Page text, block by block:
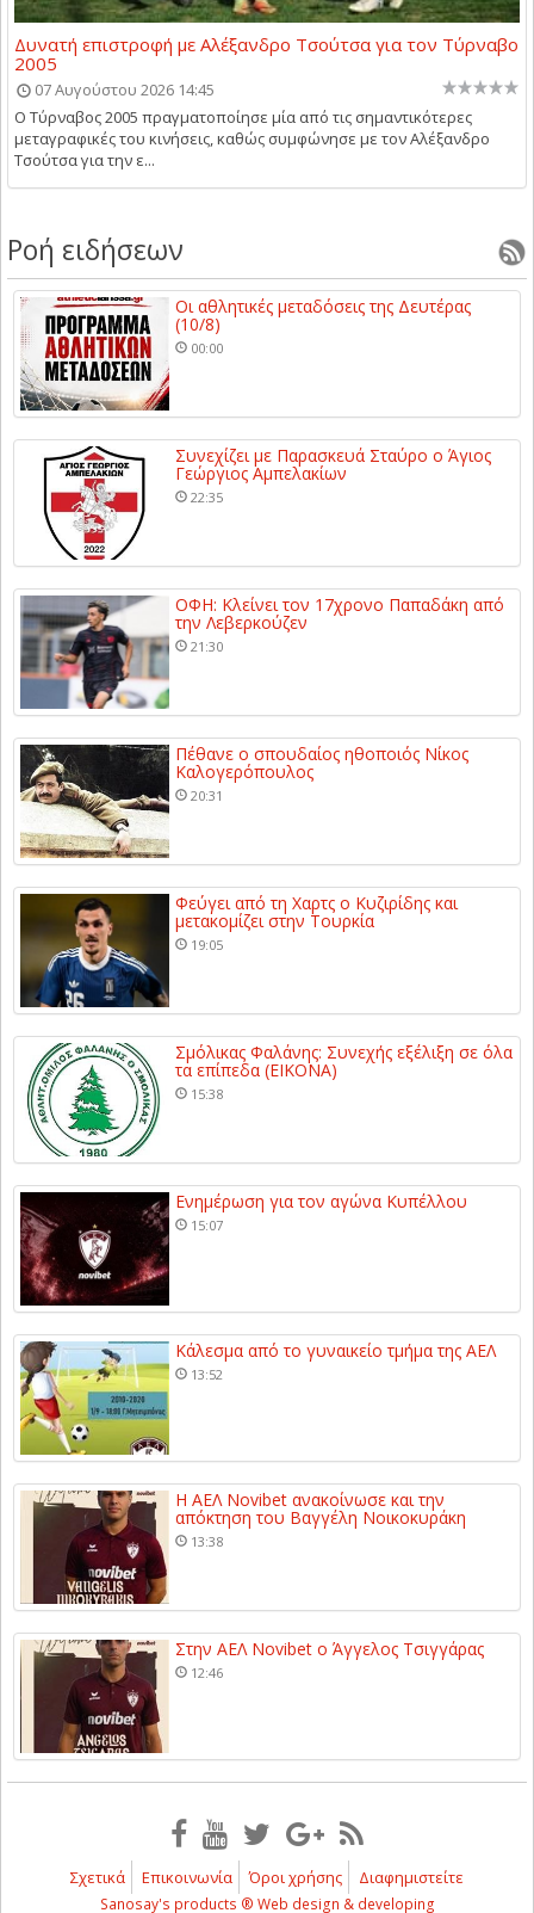
Δυνατή επιστροφή με Αλέξανδρο Τσούτσα για τον Τύρναβο
2005
07 Αυγούστου 2026 14:45
Ο Τύρναβος 2005 πραγματοποίησε μία από τις σημαντικότερες
μεταγραφικές του κινήσεις, καθώς συμφώνησε με τον Αλέξανδρο
Τσούτσα για την ε...
Ροή ειδήσεων
Οι αθλητικές μεταδόσεις της Δευτέρας
(10/8)
00:00
Συνεχίζει με Παρασκευά Σταύρο ο Άγιος
Γεώργιος Αμπελακίων
22:35
ΟΦΗ: Κλείνει τον 17χρονο Παπαδάκη από
την Λεβερκούζεν
21:30
Πέθανε ο σπουδαίος ηθοποιός Νίκος
Καλογερόπουλος
20:31
Φεύγει από τη Χαρτς ο Κυζιρίδης και
μετακομίζει στην Τουρκία
19:05
Σμόλικας Φαλάνης: Συνεχής εξέλιξη σε όλα
τα επίπεδα (ΕΙΚΟΝΑ)
15:38
Ενημέρωση για τον αγώνα Κυπέλλου
15:07
Κάλεσμα από το γυναικείο τμήμα της ΑΕΛ
13:52
Η ΑΕΛ Novibet ανακοίνωσε και την
απόκτηση του Βαγγέλη Νοικοκυράκη
13:38
Στην ΑΕΛ Novibet ο Άγγελος Τσιγγάρας
12:46
Σχετικά Επικοινωνία Όροι χρήσης Διαφημιστείτε
Sanosay's products ® Web design & developing